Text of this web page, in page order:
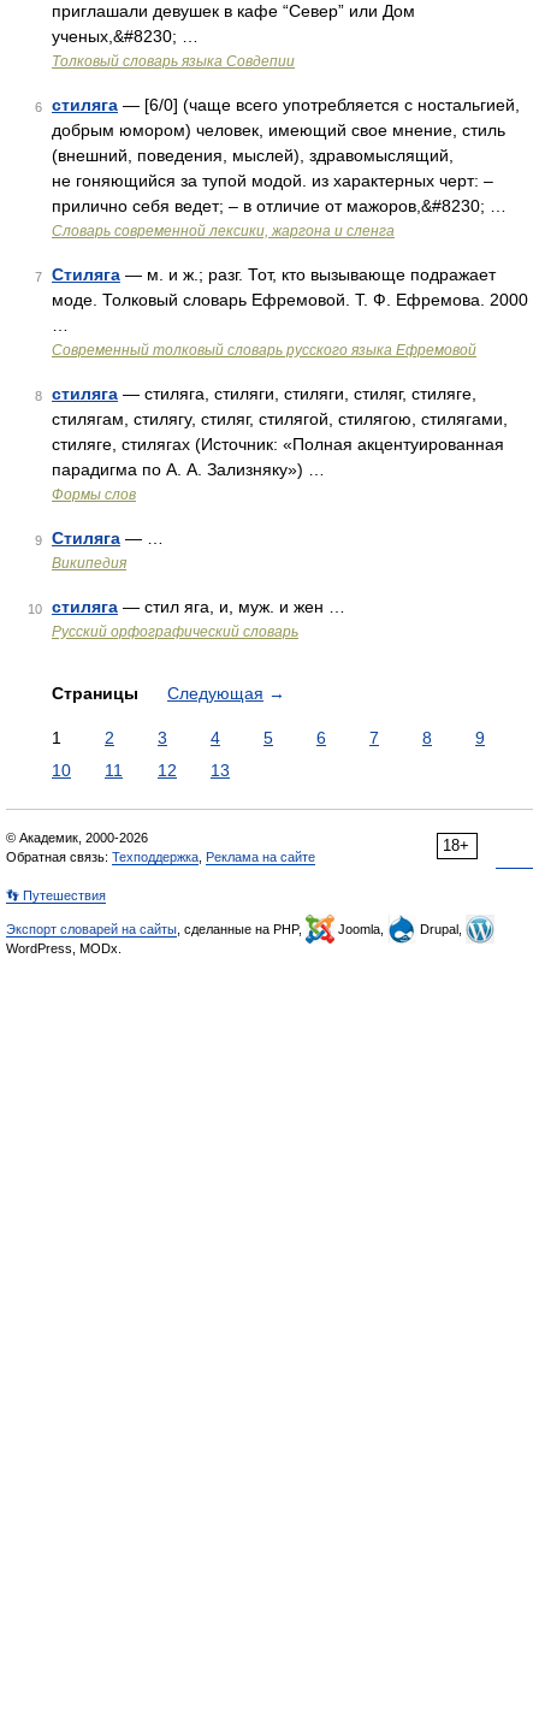
приглашали девушек в кафе “Север” или Дом
ученых,&#8230; …
Толковый словарь языка Совдепии
6 стиляга — [6/0] (чаще всего употребляется с ностальгией,
добрым юмором) человек, имеющий свое мнение, стиль
(внешний, поведения, мыслей), здравомыслящий,
не гоняющийся за тупой модой. из характерных черт: –
прилично себя ведет; – в отличие от мажоров,&#8230; …
Cловарь современной лексики, жаргона и сленга
7 Стиляга — м. и ж.; разг. Тот, кто вызывающе подражает
моде. Толковый словарь Ефремовой. Т. Ф. Ефремова. 2000
Современный толковый словарь русского языка Ефремовой
8 стиляга — стиляга, стиляги, стиляги, стиляг, стиляге,
стилягам, стилягу, стиляг, стилягой, стилягою, стилягами,
стиляге, стилягах (Источник: «Полная акцентуированная
парадигма по А. А. Зализняку») …
Формы слов
9 Стиляга — …
Википедия
10 стиляга — стил яга, и, муж. и жен …
Русский орфографический словарь
Страницы Следующая →
1 2 3 4 5 6 7 8
9
10
11 12 13
18+
© Академик, 2000-2026
Обратная связь: Техподдержка Реклама на сайте
👣 Путешествия
Экспорт словарей на сайты , сделанные на PHP, Joomla,
Drupal,
WordPress, MODx.